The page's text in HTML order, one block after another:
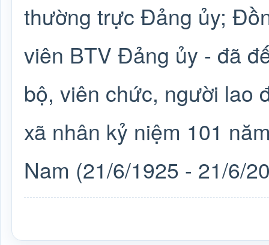
thường trực Đảng ủy;
viên BTV Đảng ủy - đã
bộ, viên chức, người lao
xã nhân kỷ niệm 101
Nam (21/6/1925 - 21/6/